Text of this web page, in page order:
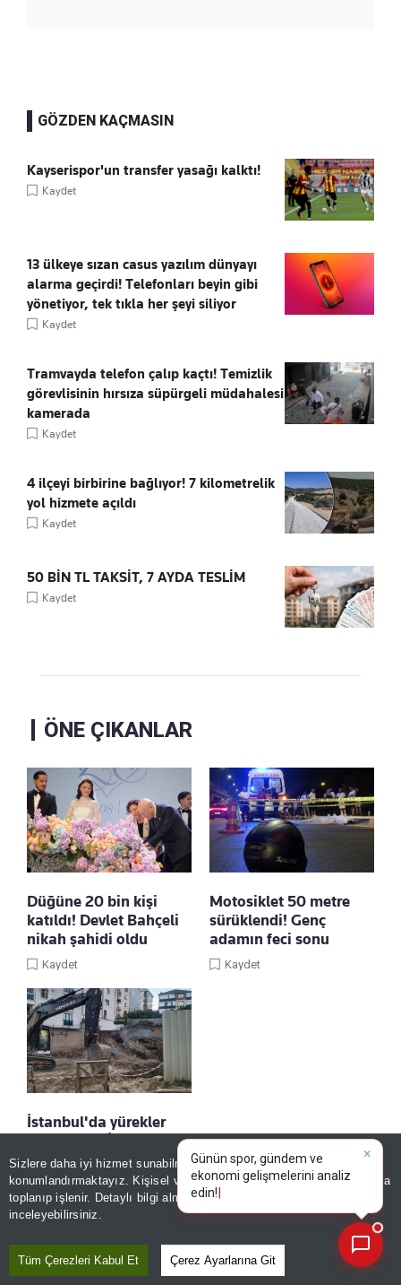
Sizlere daha iyi hizmet sunabilmek adına sitemizdeçerez
konumlandırmaktayız. Kişisel verileriniz, KVKK ve GDPR kapsamında
toplanıp işlenir. Detaylı bilgi almak için
inceleyebilirsiniz.
Tüm Çerezleri Kabul Et Çerez Ayarlarına Git
GÖZDEN KAÇMASIN
Kayserispor'un transfer yasağı kalktı!
Kaydet
13 ülkeye sızan casus yazılım dünyayı
alarma geçirdi! Telefonları beyin gibi
yönetiyor, tek tıkla her şeyi siliyor
Kaydet
Tramvayda telefon çalıp kaçtı! Temizlik
görevlisinin hırsıza süpürgeli müdahalesi
kamerada
Kaydet
4 ilçeyi birbirine bağlıyor! 7 kilometrelik
yol hizmete açıldı
Kaydet
50 BİN TL TAKSİT, 7 AYDA TESLİM
Kaydet
ÖNE ÇIKANLAR
Düğüne 20 bin kişi
katıldı! Devlet Bahçeli
nikah şahidi oldu
Kaydet
Motosiklet 50 metre
sürüklendi! Genç
adamın feci sonu
Kaydet
İstanbul'da yürekler
istinat duvarı çöktü:
Yanındaki 5 katlı bina
boşaltıldı
Kaydet
Günün spor, g